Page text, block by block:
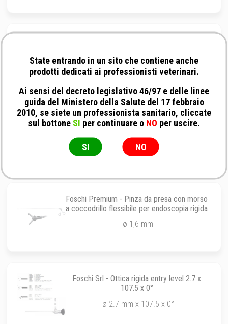
Videoendoscopio
No Brand - Endoscopia Rigida: Ottica da
otoscopia con camicia conica integrata con
valvola ad Y
Ø 5.5 X 90mm 0° - C.o. 2.0mm
Foschi Premium - Pinza da presa con morso
a coccodrillo flessibile per endoscopia rigida
ø 1,6 mm
Foschi Srl - Ottica rigida entry level 2.7 x
107.5 x 0°
ø 2.7 mm x 107.5 x 0°
State entrando in un sito che contiene anche
prodotti dedicati ai professionisti veterinari.
Ai sensi del decreto legislativo 46/97 e delle linee
guida del Ministero della Salute del 17 febbraio
2010, se siete un professionista sanitario, cliccate
sul bottone SI per continuare o NO per uscire.
SI NO